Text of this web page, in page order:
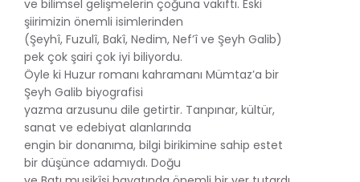
ve bilimsel gelişmelerin çoğuna vakıftı. Eski
şiirimizin önemli isimlerinden
(Şeyhî, Fuzulî, Bakî, Nedim, Nef’î ve Şeyh Galib)
pek çok şairi çok iyi biliyordu.
Öyle ki Huzur romanı kahramanı Mümtaz’a bir
Şeyh Galib biyografisi
yazma arzusunu dile getirtir. Tanpınar, kültür,
sanat ve edebiyat alanlarında
engin bir donanıma, bilgi birikimine sahip estet
bir düşünce adamıydı. Doğu